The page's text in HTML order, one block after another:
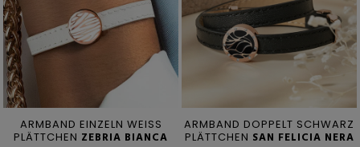
ARMBAND EINZELN WEISS
PLÄTTCHEN ZEBRIA BIANCA
ARMBAND DOPPELT SCHWARZ
PLÄTTCHEN SAN FELICIA NERA